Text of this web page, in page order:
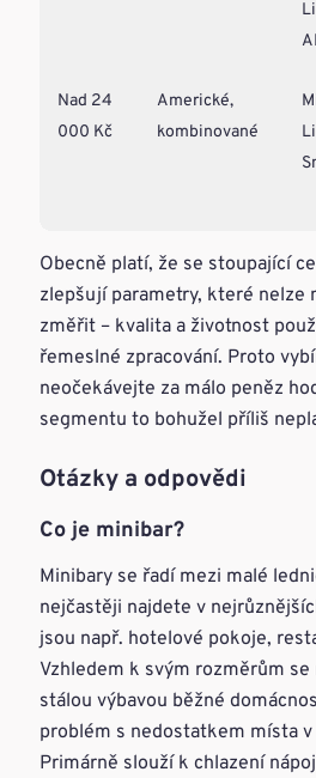
Nad 24
000 Kč
Americké,
kombinované
Obecně platí, že se stoupající
zlepšují parametry, které nelze
změřit – kvalita a životnost
řemeslné zpracování. Proto
neočekávejte za málo peněz
segmentu to bohužel příliš
Otázky a odpovědi
Co je minibar?
Minibary se řadí mezi malé
nejčastěji najdete v
jsou např. hotelové pokoje,
Vzhledem k svým rozměrům
stálou výbavou běžné
problém s nedostatkem místa
Primárně slouží k chlazení